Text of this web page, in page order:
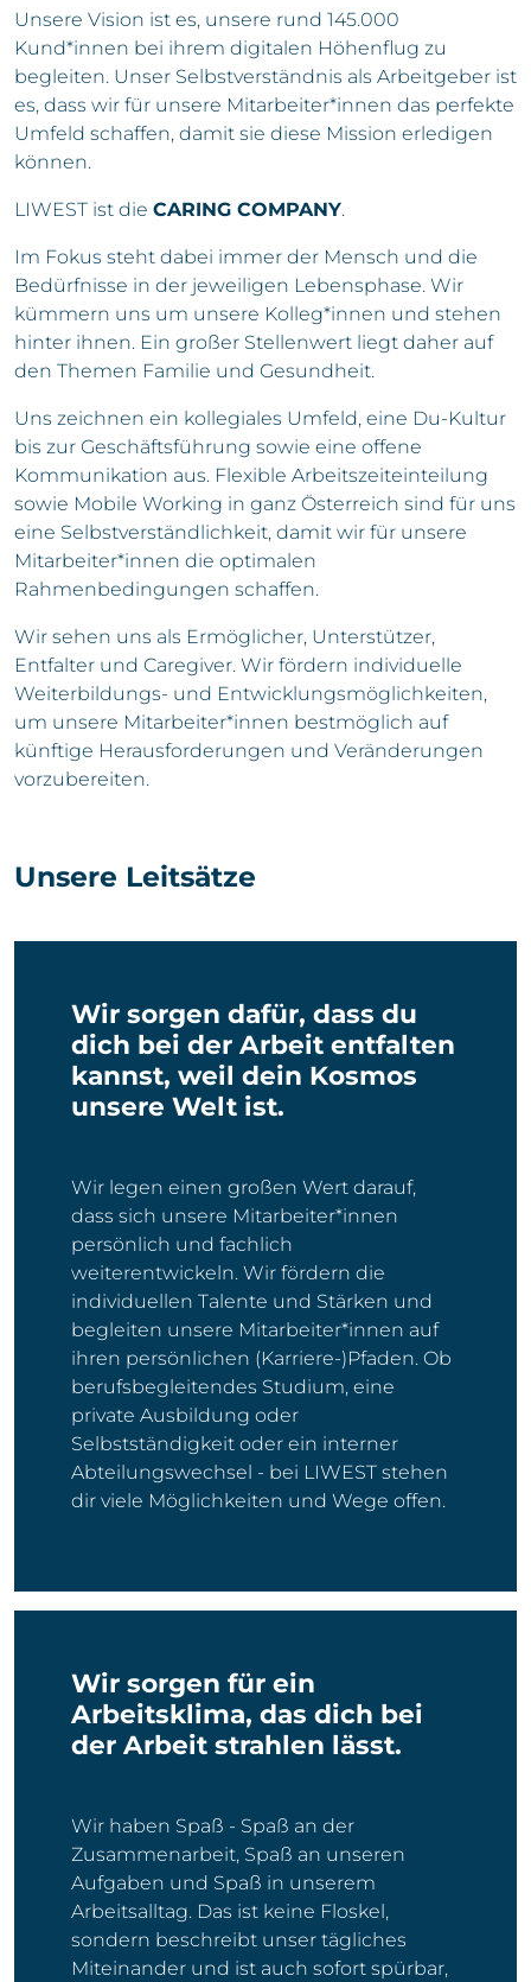
Unsere Vision ist es, unsere rund 145.000
Kund*innen bei ihrem digitalen Höhenflug zu
begleiten. Unser Selbstverständnis als Arbeitgeber ist
es, dass wir für unsere Mitarbeiter*innen das perfekte
Umfeld schaffen, damit sie diese Mission erledigen
können.
LIWEST ist die CARING COMPANY.
Im Fokus steht dabei immer der Mensch und die
Bedürfnisse in der jeweiligen Lebensphase. Wir
kümmern uns um unsere Kolleg*innen und stehen
hinter ihnen. Ein großer Stellenwert liegt daher auf
den Themen Familie und Gesundheit.
Uns zeichnen ein kollegiales Umfeld, eine Du-Kultur
bis zur Geschäftsführung sowie eine offene
Kommunikation aus. Flexible Arbeitszeiteinteilung
sowie Mobile Working in ganz Österreich sind für uns
eine Selbstverständlichkeit, damit wir für unsere
Mitarbeiter*innen die optimalen
Rahmenbedingungen schaffen.
Wir sehen uns als Ermöglicher, Unterstützer,
Entfalter und Caregiver. Wir fördern individuelle
Weiterbildungs- und Entwicklungsmöglichkeiten,
um unsere Mitarbeiter*innen bestmöglich auf
künftige Herausforderungen und Veränderungen
vorzubereiten.
Unsere Leitsätze
Wir sorgen dafür, dass du
dich bei der Arbeit entfalten
kannst, weil dein Kosmos
unsere Welt ist.
Wir legen einen großen Wert darauf,
dass sich unsere Mitarbeiter*innen
persönlich und fachlich
weiterentwickeln. Wir fördern die
individuellen Talente und Stärken und
begleiten unsere Mitarbeiter*innen auf
ihren persönlichen (Karriere-)Pfaden. Ob
berufsbegleitendes Studium, eine
private Ausbildung oder
Selbstständigkeit oder ein interner
Abteilungswechsel - bei LIWEST stehen
dir viele Möglichkeiten und Wege offen.
Wir sorgen für ein
Arbeitsklima, das dich bei
der Arbeit strahlen lässt.
Wir haben Spaß - Spaß an der
Zusammenarbeit, Spaß an unseren
Aufgaben und Spaß in unserem
Arbeitsalltag. Das ist keine Floskel,
sondern beschreibt unser tägliches
Miteinander und ist auch sofort spürbar,